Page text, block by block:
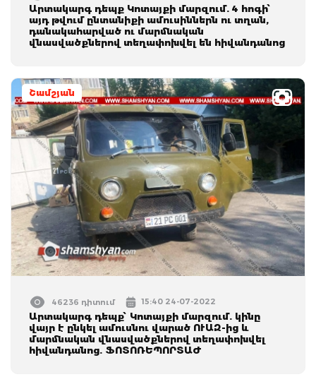
Արտակարգ դեպք Կոտայքի մարզում. 4 հոգի՝
այդ թվում ընտանիքի ամուսիններն ու տղան,
դանակահարված ու մարմնական
վնասվածքներով տեղափոխվել են հիվանդանոց
Շամշյան
46236 դիտում 15:40 24-07-2022
Արտակարգ դեպք՝ Կոտայքի մարզում. կինը
վայր է ընկել ամուսնու վարած ՈՒԱԶ-ից և
մարմնական վնասվածքներով տեղափոխվել
հիվանդանոց. ՖՈՏՈՌԵՊՈՐՏԱԺ